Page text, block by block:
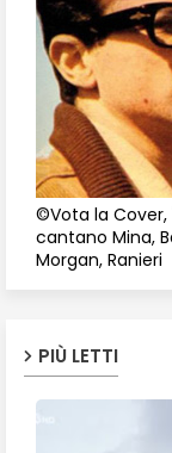
©Vota la Cover,
cantano Mina,
Morgan, Ranieri
PIÙ LETTI